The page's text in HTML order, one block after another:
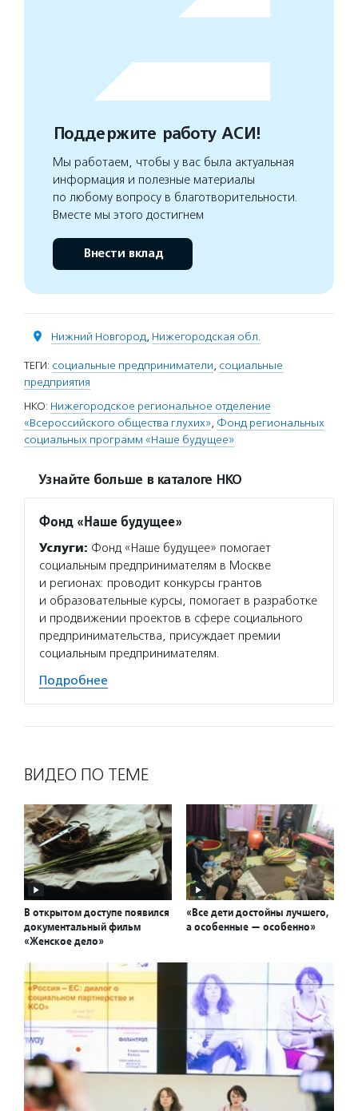
Поддержите работу АСИ!
Мы работаем, чтобы у вас была актуальная
информация и полезные материалы
по любому вопросу в благотворительности.
Вместе мы этого достигнем
Внести вклад
Нижний Новгород, Нижегородская обл.
ТЕГИ: социальные предприниматели, социальные
предприятия
НКО: Нижегородское региональное отделение
«Всероссийского общества глухих», Фонд региональных
социальных программ «Наше будущее»
Узнайте больше в каталоге НКО
Фонд «Наше будущее»
Услуги: Фонд «Наше будущее» помогает
социальным предпринимателям в Москве
и регионах: проводит конкурсы грантов
и образовательные курсы, помогает в разработке
и продвижении проектов в сфере социального
предпринимательства, присуждает премии
социальным предпринимателям.
Подробнее
ВИДЕО ПО ТЕМЕ
В открытом доступе появился
документальный фильм
«Женское дело»
«Все дети достойны лучшего,
а особенные — особенно»